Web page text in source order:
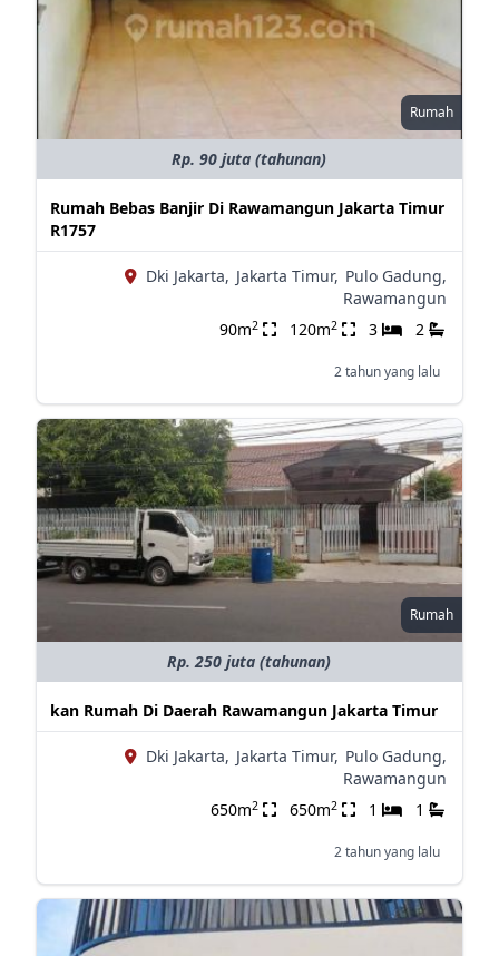
Rumah
Rp. 90 juta (tahunan)
Rumah Bebas Banjir Di Rawamangun Jakarta Timur
R1757
Dki Jakarta, Jakarta Timur, Pulo Gadung,
Rawamangun
90m2 120m2 3 2
2 tahun yang lalu
Rumah
Rp. 250 juta (tahunan)
kan Rumah Di Daerah Rawamangun Jakarta Timur
Dki Jakarta, Jakarta Timur, Pulo Gadung,
Rawamangun
650m2 650m2 1 1
2 tahun yang lalu